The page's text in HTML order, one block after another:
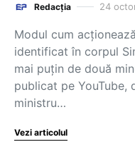
Redacția 24
Modul cum
identificat în corpul
mai puțin de două
publicat pe YouTube,
ministru…
Vezi articolul